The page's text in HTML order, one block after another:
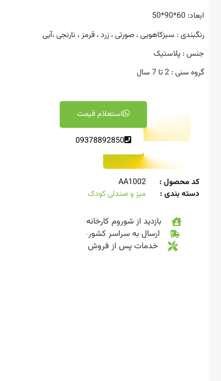
: سبزکاهویی ، صورتی ، زرد ، قرمز ، نارنجی ،آبی
: پلاستیک
: 2 تا 7 سال
استعلام قیمت
09378892850
محصول :
AA1002
بندی :
میز و صندلی کودک
بازدید از شوروم کارخانه
ارسال به سراسر کشور
خدمات پس از فروش